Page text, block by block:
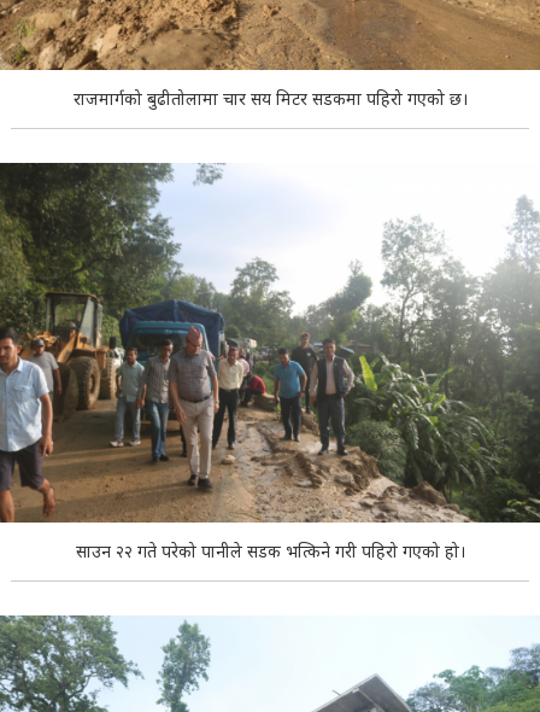
राजमार्गको बुढीतोलामा चार सय मिटर सडकमा पहिरो गएको छ।
साउन २२ गते परेको पानीले सडक भत्किने गरी पहिरो गएको हो।